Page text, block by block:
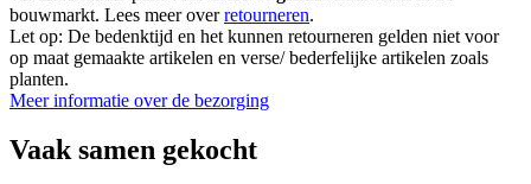
bouwmarkt. Lees meer overretourneren.
Let op: De bedenktijd en het kunnen retourneren gelden niet voor
op maat gemaakte artikelen en verse/ bederfelijke artikelen zoals
planten.
Meer informatie over de bezorging
Vaak samen gekocht